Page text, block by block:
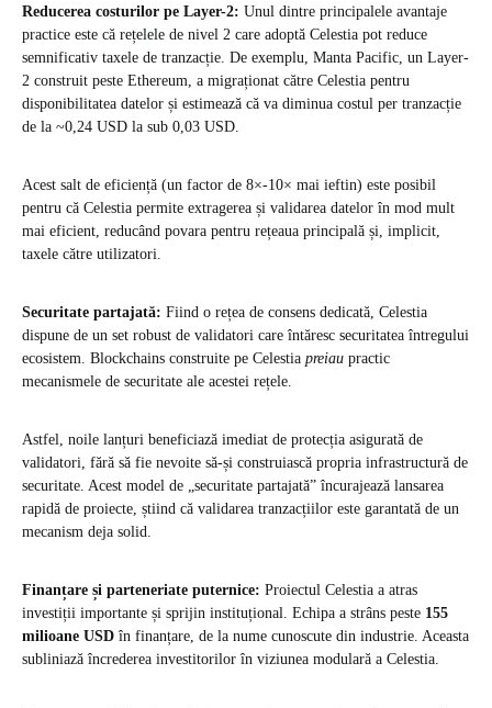
Reducerea costurilor pe Layer-2: Unul dintre principalele avantaje
practice este că rețelele de nivel 2 care adoptă Celestia pot reduce
semnificativ taxele de tranzacție. De exemplu, Manta Pacific, un Layer-
2 construit peste Ethereum, a migraționat către Celestia pentru
disponibilitatea datelor și estimează că va diminua costul per tranzacție
de la ~0,24 USD la sub 0,03 USD.
Acest salt de eficiență (un factor de 8×-10× mai ieftin) este posibil
pentru că Celestia permite extragerea și validarea datelor în mod mult
mai eficient, reducând povara pentru rețeaua principală și, implicit,
taxele către utilizatori.
Securitate partajată: Fiind o rețea de consens dedicată, Celestia
dispune de un set robust de validatori care întăresc securitatea întregului
ecosistem. Blockchains construite pe Celestia preiau practic
mecanismele de securitate ale acestei rețele.
Astfel, noile lanțuri beneficiază imediat de protecția asigurată de
validatori, fără să fie nevoite să-și construiască propria infrastructură de
securitate. Acest model de „securitate partajată” încurajează lansarea
rapidă de proiecte, știind că validarea tranzacțiilor este garantată de un
mecanism deja solid.
Finanțare și parteneriate puternice: Proiectul Celestia a atras
investiții importante și sprijin instituțional. Echipa a strâns peste 155
milioane USD în finanțare, de la nume cunoscute din industrie. Aceasta
subliniază încrederea investitorilor în viziunea modulară a Celestia.